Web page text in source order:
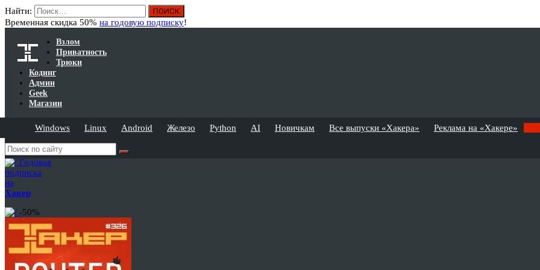
Найти:
Временная скидка 50% на годовую подписку!
Взлом
Приватность
Трюки
Кодинг
Админ
Geek
Магазин
Windows Linux Android Железо Python AI Новичкам Все выпуски «Хакера» Реклама на «Хакере»
Годовая
подписка
на
Хакер
-50%